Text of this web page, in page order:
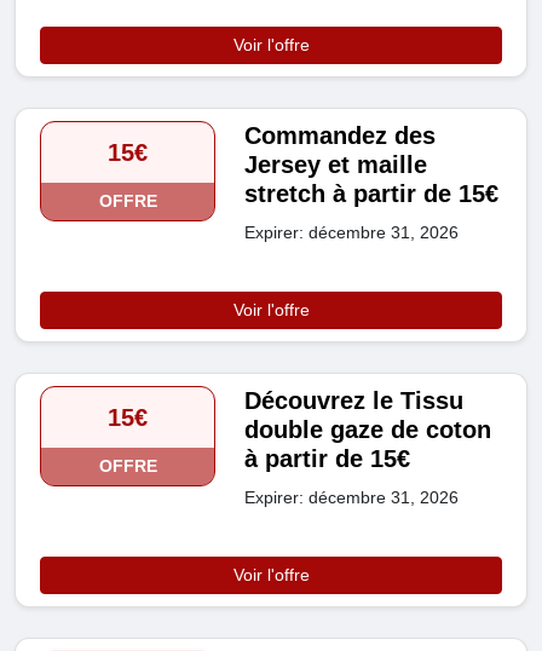
Voir l'offre
15€
OFFRE
Commandez des
Jersey et maille
stretch à partir de 15€
Expirer: décembre 31, 2026
Voir l'offre
15€
OFFRE
Découvrez le Tissu
double gaze de coton
à partir de 15€
Expirer: décembre 31, 2026
Voir l'offre